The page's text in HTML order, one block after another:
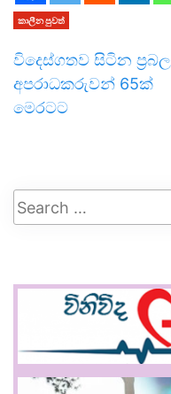
කාලීන පුවත්
විදෙස්ගතව සිටින ප්‍රබල
අපරාධකරුවන් 65ක්
මෙරටට